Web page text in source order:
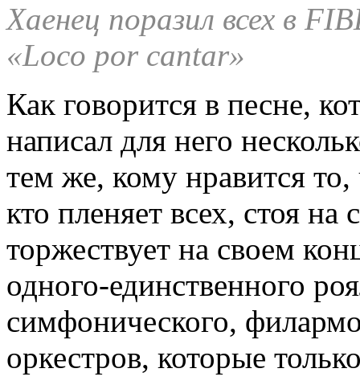
Хаенец поразил всех в
«Loco por cantar»
Как говорится в песне,
написал для него
тем же, кому нравится
кто пленяет всех, стоя на
торжествует на своем
одного-единственного
симфонического,
оркестров, которые